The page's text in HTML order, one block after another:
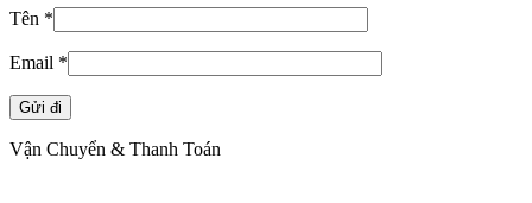
Tên *
Email *
Vận Chuyển & Thanh Toán